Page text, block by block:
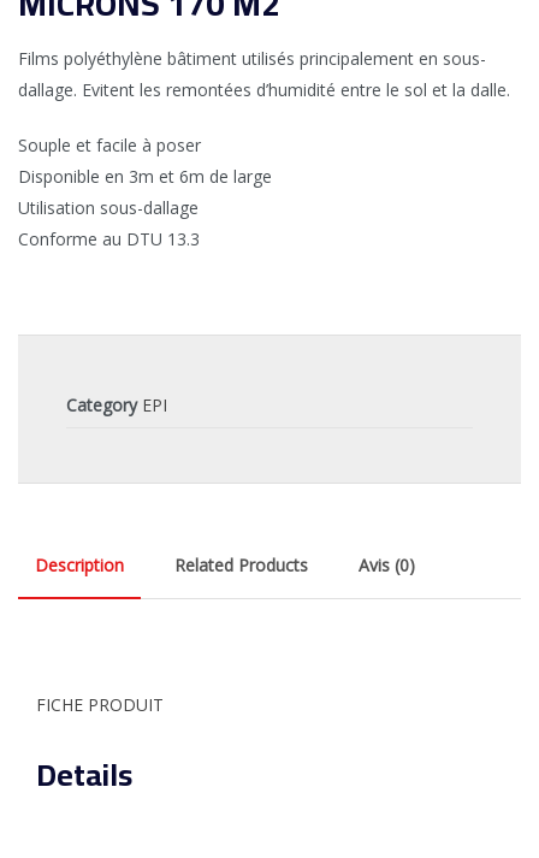
Films polyéthylène bâtiment utilisés principalement en sous-
dallage. Evitent les remontées d’humidité entre le sol et la dalle.
Souple et facile à poser
Disponible en 3m et 6m de large
Utilisation sous-dallage
Conforme au DTU 13.3
Category EPI
Description Related Products Avis (0)
FICHE PRODUIT
Details